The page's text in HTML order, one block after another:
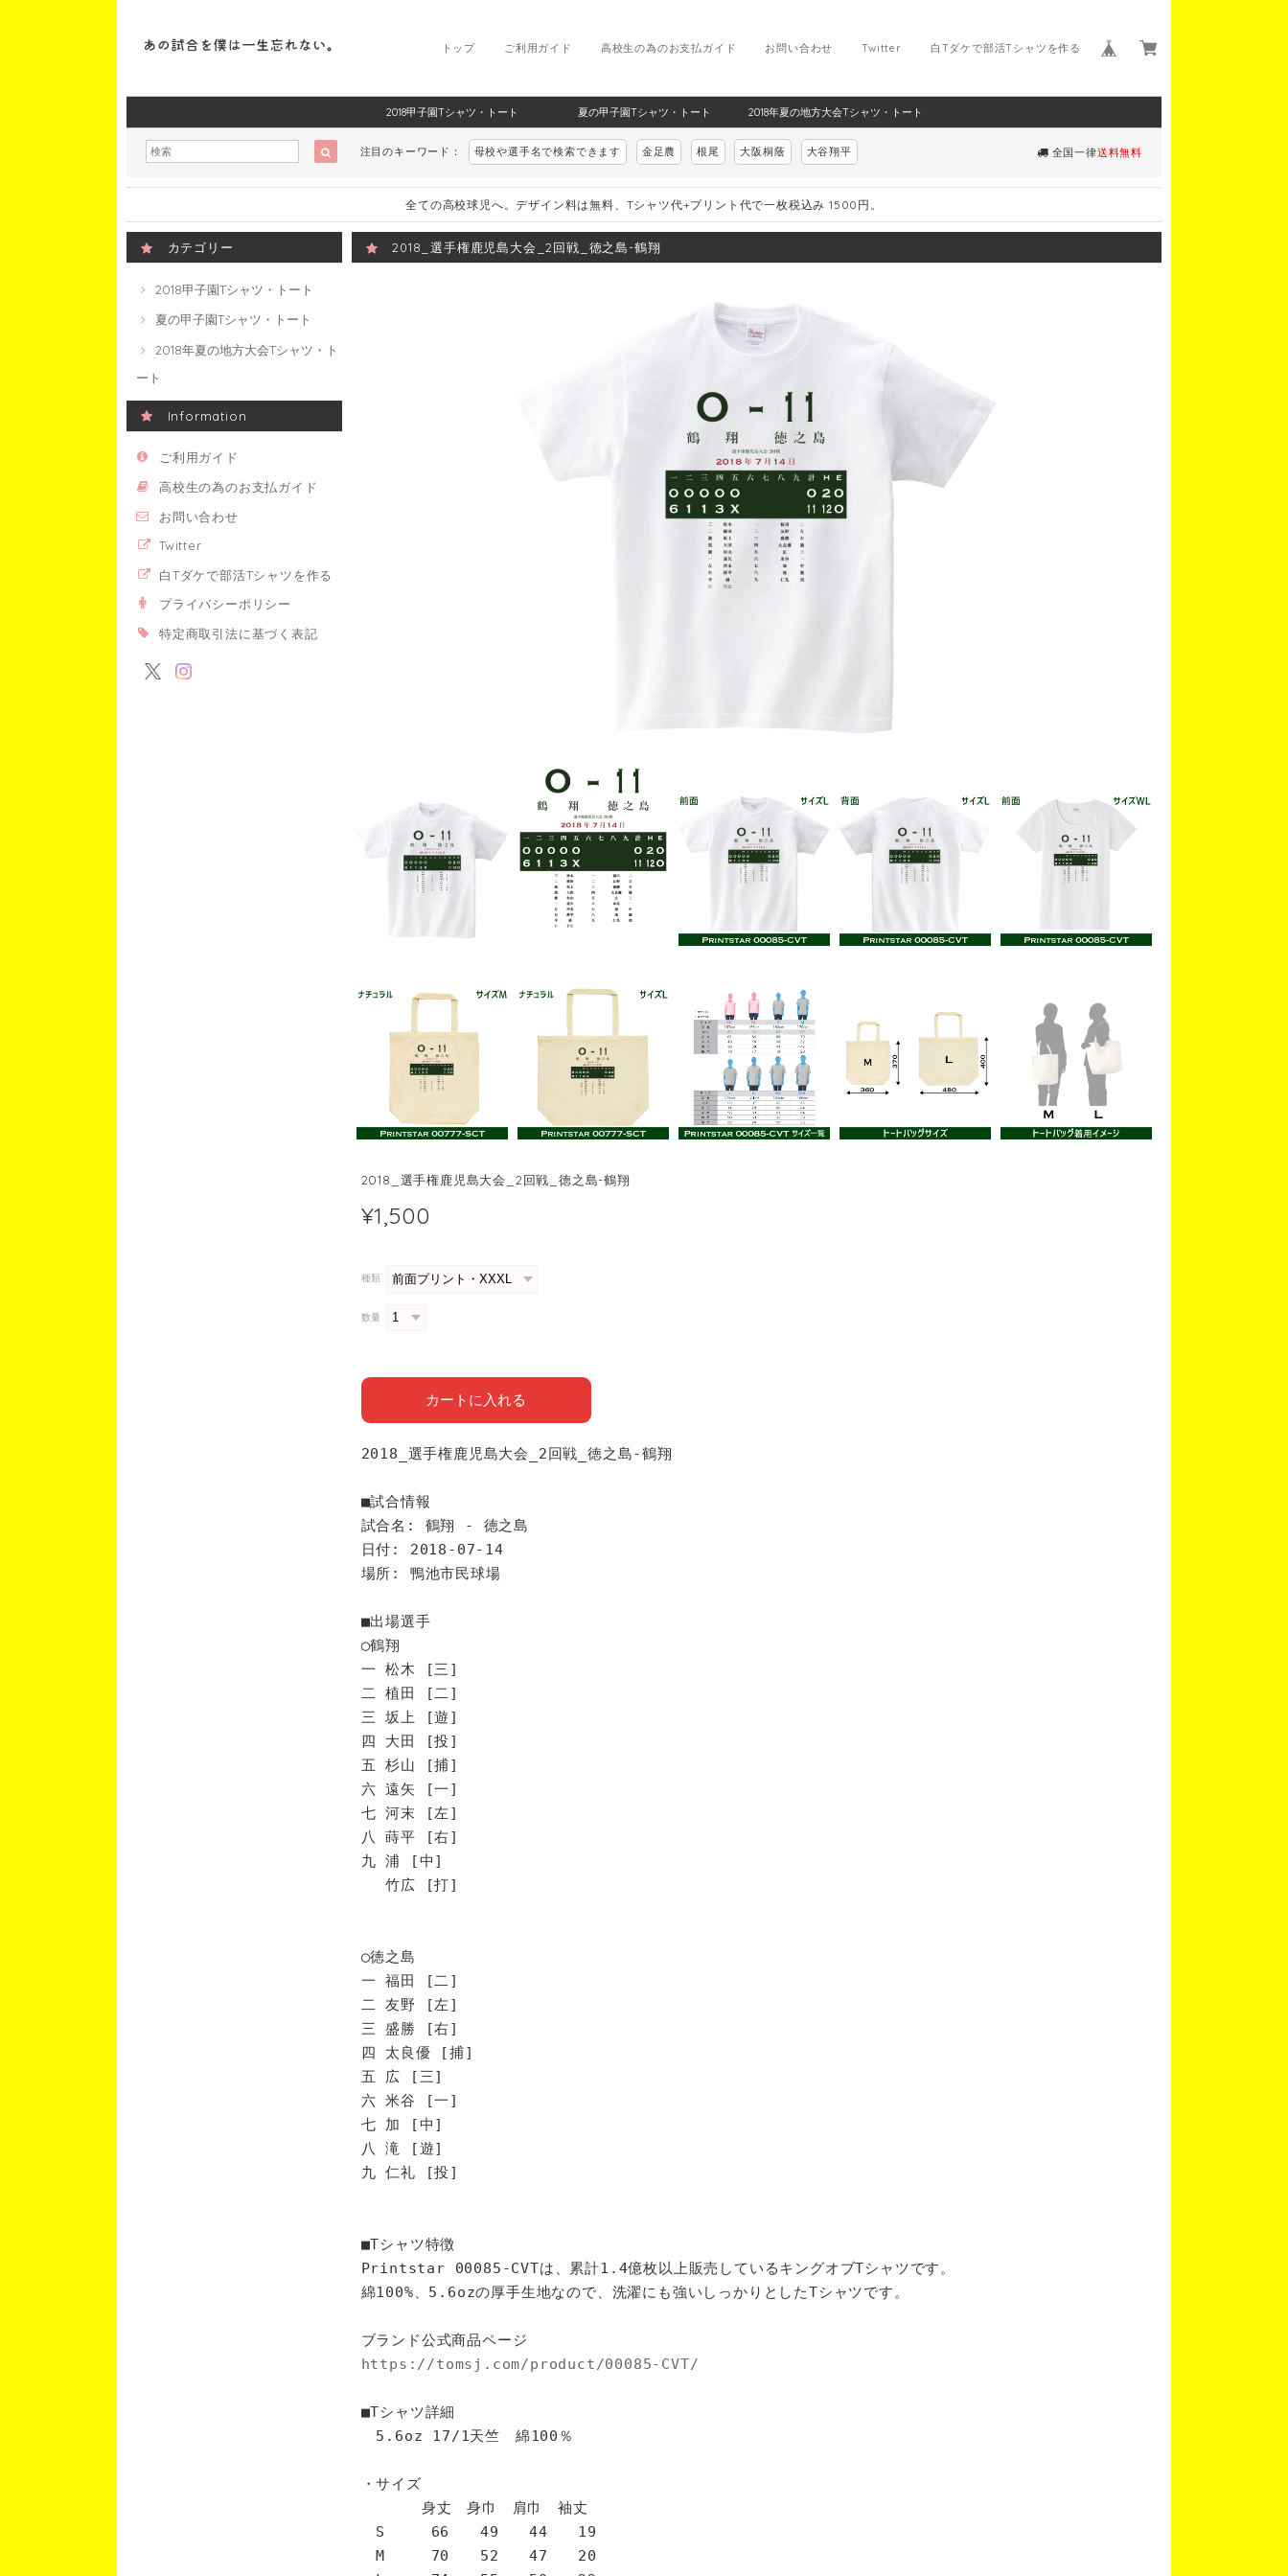
白Tダケで部活Tシャツを作る
Twitter
お問い合わせ
高校生の為のお支払ガイド
ご利用ガイド
トップ
2018甲子園Tシャツ・トート 夏の甲子園Tシャツ・トート 2018年夏の地方大会Tシャツ・トート
注目のキーワード： 母校や選手名で検索できます 金足農 根尾 大阪桐蔭 大谷翔平 全国一律送料無料
全ての高校球児へ。デザイン料は無料、Tシャツ代+プリント代で一枚税込み 1500円。
カテゴリー
2018甲子園Tシャツ・トート
夏の甲子園Tシャツ・トート
2018年夏の地方大会Tシャツ・ト
ート
Information
ご利用ガイド
高校生の為のお支払ガイド
お問い合わせ
Twitter
白Tダケで部活Tシャツを作る
プライバシーポリシー
特定商取引法に基づく表記
2018_選手権鹿児島大会_2回戦_徳之島-鶴翔
2018_選手権鹿児島大会_2回戦_徳之島-鶴翔
¥1,500
種類
数量
カートに入れる
2018_選手権鹿児島大会_2回戦_徳之島-鶴翔
■試合情報
試合名: 鶴翔 - 徳之島
日付: 2018-07-14
場所: 鴨池市民球場
■出場選手
◯鶴翔
一 松木 [三]
二 植田 [二]
三 坂上 [遊]
四 大田 [投]
五 杉山 [捕]
六 遠矢 [一]
七 河末 [左]
八 蒔平 [右]
九 浦 [中]
竹広 [打]
◯徳之島
一 福田 [二]
二 友野 [左]
三 盛勝 [右]
四 太良優 [捕]
五 広 [三]
六 米谷 [一]
七 加 [中]
八 滝 [遊]
九 仁礼 [投]
■Tシャツ特徴
Printstar 00085-CVTは、累計1.4億枚以上販売しているキングオブTシャツです。
綿100%、5.6ozの厚手生地なので、洗濯にも強いしっかりとしたTシャツです。
ブランド公式商品ページ
https://tomsj.com/product/00085-CVT/
■Tシャツ詳細
5.6oz 17/1天竺 綿100％
・サイズ
身丈 身巾 肩巾 袖丈
S 66 49 44 19
M 70 52 47 20